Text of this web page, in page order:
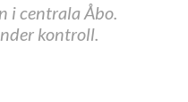
i centrala Åbo.
kontroll.